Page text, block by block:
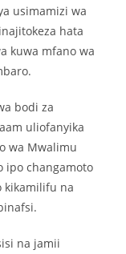
usimamizi wa
hata
kuwa mfano wa
bodi za
uliofanyika
wa Mwalimu
ipo changamoto
kikamilifu na
na jamii